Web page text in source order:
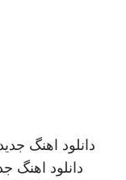
دانلود اهنگ
دانلود اهنگ